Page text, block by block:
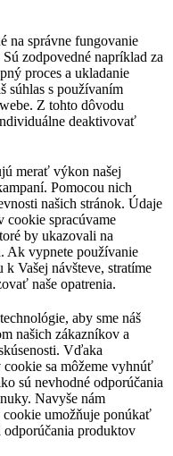
na správne fungovanie
zodpovedné napríklad za
proces a ukladanie
súhlas s používaním
Z tohto dôvodu
deaktivovať
merať výkon našej
Pomocou nich
našich stránok. Údaje
cookie spracúvame
by ukazovali na
Ak vypnete používanie
Vašej návšteve, stratíme
naše opatrenia.
aby sme náš
našich zákazníkov a
Vďaka
sa môžeme vyhnúť
sú nevhodné odporúčania
Navyše nám
umožňuje ponúkať
produktov